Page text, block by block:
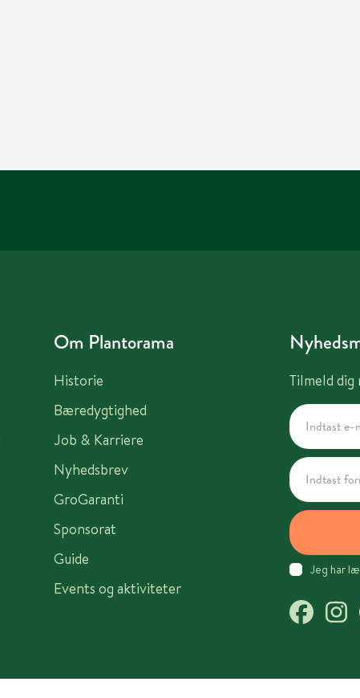
Om Plantorama
Historie
Bæredygtighed
Job & Karriere
Nyhedsbrev
GroGaranti
Sponsorat
Guide
Events og aktiviteter
Tilmeld dig
Jeg har